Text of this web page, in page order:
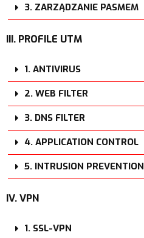
3. ZARZĄDZANIE PASMEM
III. PROFILE UTM
1. ANTIVIRUS
2. WEB FILTER
3. DNS FILTER
4. APPLICATION CONTROL
5. INTRUSION PREVENTION
IV. VPN
1. SSL-VPN